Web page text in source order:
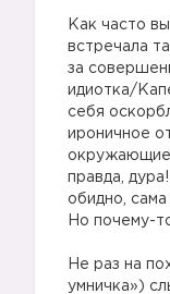
Как часто
встречала
за
идиотка/
себя
ироничное
окружающие
правда,
обидно,
Но почему-
Не раз на
умничка»)